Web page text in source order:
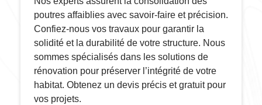
poutres affaiblies avec savoir-faire et précision.
Confiez-nous vos travaux pour garantir la
solidité et la durabilité de votre structure. Nous
sommes spécialisés dans les solutions de
rénovation pour préserver l’intégrité de votre
habitat. Obtenez un devis précis et gratuit pour
vos projets.